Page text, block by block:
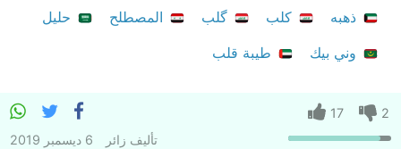
ذهبه
كلب گلب المصطلح
حليل
وني بيك
طيبة قلب
2
17
تأليف زائر 6 ديسمبر 2019